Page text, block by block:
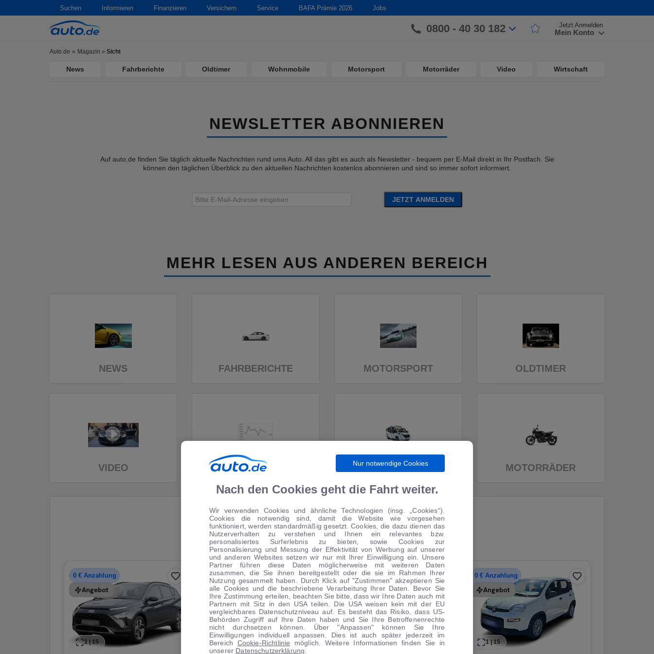
Suchen Informieren Finanzieren Versichern Service BAFA Prämie 2026 Jobs
0800 - 40 30 182 Jetzt Anmelden
Mein Konto
Auto.de Magazin » Sicht
News Fahrberichte Oldtimer Wohnmobile Motorsport Motorräder Video Wirtschaft
NEWSLETTER ABONNIEREN
Auf auto.de finden Sie täglich aktuelle Nachrichten rund ums Auto. All das gibt es auch als Newsletter - bequem per E-Mail direkt in Ihr Postfach. Sie
können den täglichen Überblick zu den aktuellen Nachrichten kostenlos abonnieren und sind so immer sofort informiert.
JETZT ANMELDEN
MEHR LESEN AUS ANDEREN BEREICH
NEWS FAHRBERICHTE MOTORSPORT OLDTIMER
VIDEO WIRTSCHAFT WOHNMOBILE MOTORRÄDER
TIPPS VOM AUTOMARKT
0 € Anzahlung
Angebot
1|15 1|11 1 |20
0 € Anzahlung
Angebot
1 |15
Nur notwendige Cookies
Nach den Cookies geht die Fahrt weiter.
Wir verwenden Cookies und ähnliche Technologien (insg. „Cookies“).
Cookies die notwendig sind, damit die Website wie vorgesehen
funktioniert, werden standardmäßig gesetzt. Cookies, die dazu dienen das
Nutzerverhalten zu verstehen und Ihnen ein relevantes bzw.
personalisiertes Surferlebnis zu bieten, sowie Cookies zur
Personalisierung und Messung der Effektivität von Werbung auf unserer
und anderen Websites setzen wir nur mit Ihrer Einwilligung ein. Unsere
Partner führen diese Daten möglicherweise mit weiteren Daten
zusammen, die Sie ihnen bereitgestellt oder die sie im Rahmen Ihrer
Nutzung gesammelt haben. Durch Klick auf "Zustimmen" akzeptieren Sie
alle Cookies und die beschriebene Verarbeitung Ihrer Daten. Bevor Sie
Ihre Zustimmung erteilen, beachten Sie bitte, dass wir Ihre Daten auch mit
Partnern mit Sitz in den USA teilen. Die USA weisen kein mit der EU
vergleichbares Datenschutzniveau auf. Es besteht das Risiko, dass US-
Behörden Zugriff auf Ihre Daten haben und Sie Ihre Betroffenenrechte
nicht durchsetzen können. Über "Anpassen" können Sie Ihre
Einwilligungen individuell anpassen. Dies ist auch später jederzeit im
Bereich Cookie-Richtlinie möglich. Weitere Informationen finden Sie in
unserer Datenschutzerklärung